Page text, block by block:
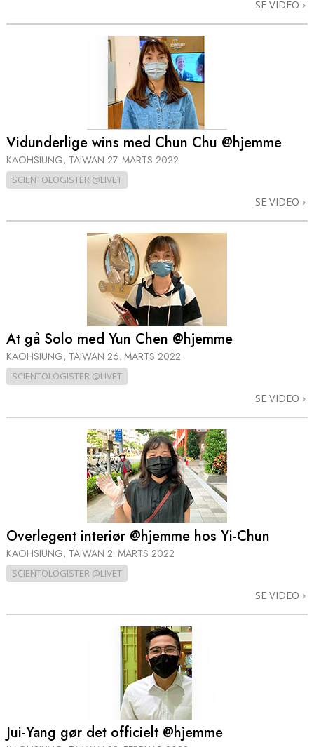
SE VIDEO
Vidunderlige wins med Chun Chu @hjemme
KAOHSIUNG, TAIWAN 27. MARTS 2022
SCIENTOLOGISTER @LIVET
SE VIDEO
At gå Solo med Yun Chen @hjemme
KAOHSIUNG, TAIWAN 26. MARTS 2022
SCIENTOLOGISTER @LIVET
SE VIDEO
Overlegent interiør @hjemme hos Yi-Chun
KAOHSIUNG, TAIWAN 2. MARTS 2022
SCIENTOLOGISTER @LIVET
SE VIDEO
Jui-Yang gør det officielt @hjemme